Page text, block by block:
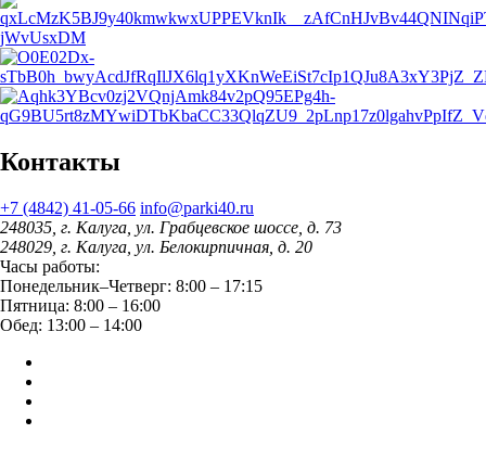
Контакты
+7 (4842) 41-05-66 info@parki40.ru
248035, г. Калуга, ул. Грабцевское шоссе, д. 73
248029, г. Калуга, ул. Белокирпичная, д. 20
Часы работы:
Понедельник–Четверг: 8:00 – 17:15
Пятница: 8:00 – 16:00
Обед: 13:00 – 14:00